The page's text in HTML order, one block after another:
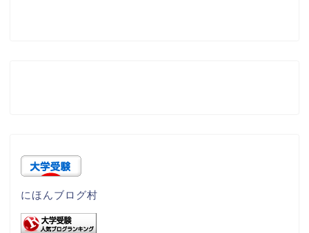
にほんブログ村